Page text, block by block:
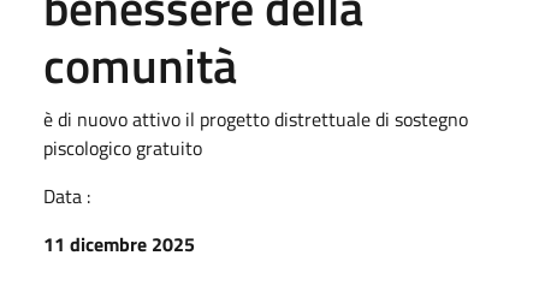
comunità
è di nuovo attivo il progetto distrettuale di sostegno
piscologico gratuito
Data :
11 dicembre 2025